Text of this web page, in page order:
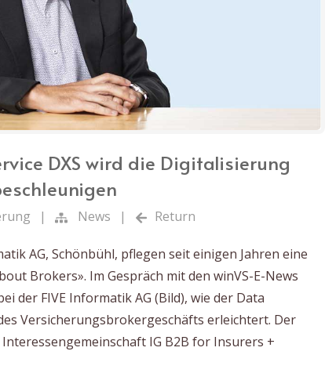
DXS wird die Digitalisierung
| News | Return
AG, Schönbühl, pflegen seit einigen Jahren eine
Brokers». Im Gespräch mit den winVS-E-News
der FIVE Informatik AG (Bild), wie der Data
Versicherungsbrokergeschäfts erleichtert. Der
IG B2B for Insurers +